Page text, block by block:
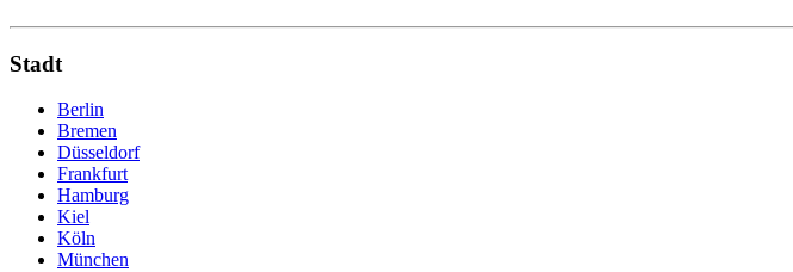
Stadt
Berlin
Bremen
Düsseldorf
Frankfurt
Hamburg
Kiel
Köln
München